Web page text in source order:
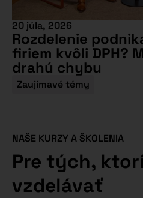
20 júla, 2026
Rozdelenie
firiem kvôli DPH?
drahú chybu
Zaujímavé témy
NAŠE KURZY A ŠKOLENIA
Pre tých,
vzdelávať